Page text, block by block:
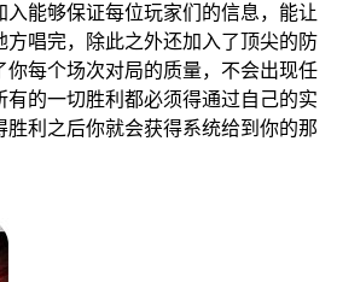
入能够保证每位玩家们的信息，能让
方唱完，除此之外还加入了顶尖的防
你每个场次对局的质量，不会出现任
有的一切胜利都必须得通过自己的实
胜利之后你就会获得系统给到你的那